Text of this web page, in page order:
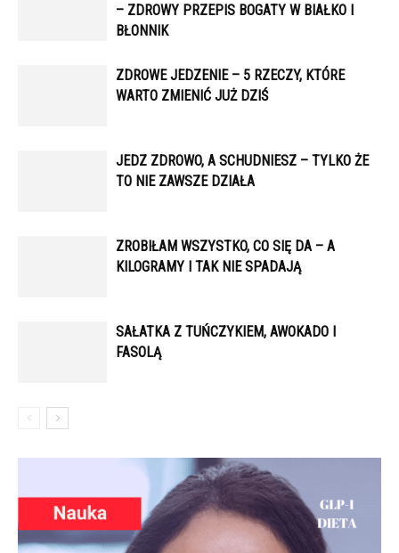
– ZDROWY PRZEPIS BOGATY W BIAŁKO I
BŁONNIK
ZDROWE JEDZENIE – 5 RZECZY, KTÓRE
WARTO ZMIENIĆ JUŻ DZIŚ
JEDZ ZDROWO, A SCHUDNIESZ – TYLKO ŻE
TO NIE ZAWSZE DZIAŁA
ZROBIŁAM WSZYSTKO, CO SIĘ DA – A
KILOGRAMY I TAK NIE SPADAJĄ
SAŁATKA Z TUŃCZYKIEM, AWOKADO I
FASOLĄ